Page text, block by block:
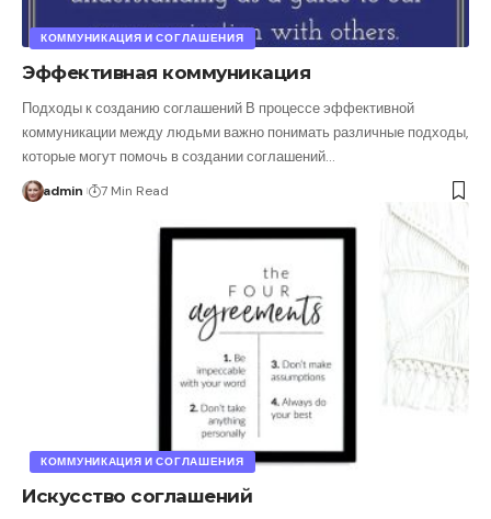
КОММУНИКАЦИЯ И СОГЛАШЕНИЯ
Эффективная коммуникация
Подходы к созданию соглашений В процессе эффективной
коммуникации между людьми важно понимать различные подходы,
которые могут помочь в создании соглашений…
admin 7 Min Read
КОММУНИКАЦИЯ И СОГЛАШЕНИЯ
Искусство соглашений